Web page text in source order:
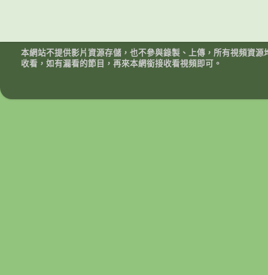
本網站不提供影片資源存儲，也不參與錄製、上傳，所有視頻資
收看，如有漏看的節目，再來本網銜接收看視頻即可。